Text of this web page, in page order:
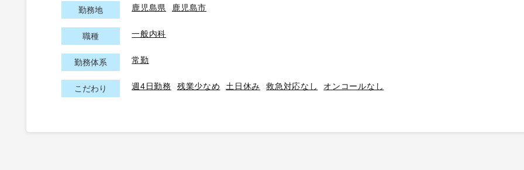
勤務地 鹿児島県 鹿児島市
職種 一般内科
勤務体系 常勤
こだわり 週4日勤務 残業少なめ 土日休み 救急対応なし オンコールなし